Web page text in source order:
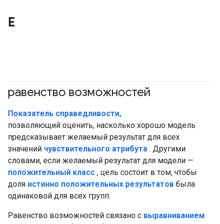
Е
равенство возможностей#ответственный
Показатель справедливости,
позволяющий оценить, насколько хорошо модель
предсказывает желаемый результат для всех
значений чувствительного атрибута . Другими
словами, если желаемый результат для модели —
положительный класс , цель состоит в том, чтобы
доля истинно положительных результатов была
одинаковой для всех групп.
Равенство возможностей связано с выравниванием